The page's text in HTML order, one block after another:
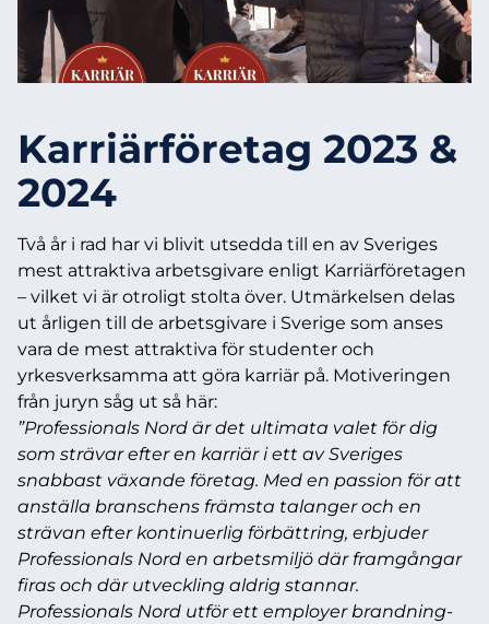
Karriärföretag 2023 &
2024
Två år i rad har vi blivit utsedda till en av Sveriges
mest attraktiva arbetsgivare enligt Karriärföretagen
– vilket vi är otroligt stolta över. Utmärkelsen delas
ut årligen till de arbetsgivare i Sverige som anses
vara de mest attraktiva för studenter och
yrkesverksamma att göra karriär på. Motiveringen
från juryn såg ut så här:
”Professionals Nord är det ultimata valet för dig
som strävar efter en karriär i ett av Sveriges
snabbast växande företag. Med en passion för att
anställa branschens främsta talanger och en
strävan efter kontinuerlig förbättring, erbjuder
Professionals Nord en arbetsmiljö där framgångar
firas och där utveckling aldrig stannar.
Professionals Nord utför ett employer brandning-